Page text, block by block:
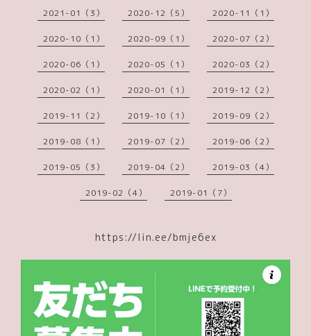
2021-01（3） 2020-12（5） 2020-11（1）
2020-10（1） 2020-09（1） 2020-07（2）
2020-06（1） 2020-05（1） 2020-03（2）
2020-02（1） 2020-01（1） 2019-12（2）
2019-11（2） 2019-10（1） 2019-09（2）
2019-08（1） 2019-07（2） 2019-06（2）
2019-05（3） 2019-04（2） 2019-03（4）
2019-02（4） 2019-01（7）
https://lin.ee/bmje6ex